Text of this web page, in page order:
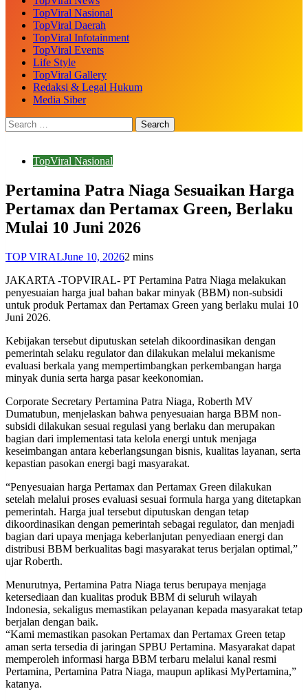
TopViral Nasional
TopViral Daerah
TopViral Infotainment
TopViral Events
Life Style
TopViral Gallery
Redaksi & Legal Hukum
Media Siber
TopViral Nasional
Pertamina Patra Niaga Sesuaikan Harga
Pertamax dan Pertamax Green, Berlaku
Mulai 10 Juni 2026
TOP VIRALJune 10, 20262 mins
JAKARTA -TOPVIRAL- PT Pertamina Patra Niaga melakukan
penyesuaian harga jual bahan bakar minyak (BBM) non-subsidi
untuk produk Pertamax dan Pertamax Green yang berlaku mulai 10
Juni 2026.
Kebijakan tersebut diputuskan setelah dikoordinasikan dengan
pemerintah selaku regulator dan dilakukan melalui mekanisme
evaluasi berkala yang mempertimbangkan perkembangan harga
minyak dunia serta harga pasar keekonomian.
Corporate Secretary Pertamina Patra Niaga, Roberth MV
Dumatubun, menjelaskan bahwa penyesuaian harga BBM non-
subsidi dilakukan sesuai regulasi yang berlaku dan merupakan
bagian dari implementasi tata kelola energi untuk menjaga
keseimbangan antara keberlangsungan bisnis, kualitas layanan, serta
kepastian pasokan energi bagi masyarakat.
“Penyesuaian harga Pertamax dan Pertamax Green dilakukan
setelah melalui proses evaluasi sesuai formula harga yang ditetapkan
pemerintah. Harga jual tersebut diputuskan dengan tetap
dikoordinasikan dengan pemerintah sebagai regulator, dan menjadi
bagian dari upaya menjaga keberlanjutan penyediaan energi dan
distribusi BBM berkualitas bagi masyarakat terus berjalan optimal,”
ujar Roberth.
Menurutnya, Pertamina Patra Niaga terus berupaya menjaga
ketersediaan dan kualitas produk BBM di seluruh wilayah
Indonesia, sekaligus memastikan pelayanan kepada masyarakat tetap
berjalan dengan baik.
“Kami memastikan pasokan Pertamax dan Pertamax Green tetap
aman serta tersedia di jaringan SPBU Pertamina. Masyarakat dapat
memperoleh informasi harga BBM terbaru melalui kanal resmi
Pertamina, Pertamina Patra Niaga, maupun aplikasi MyPertamina,”
katanya.